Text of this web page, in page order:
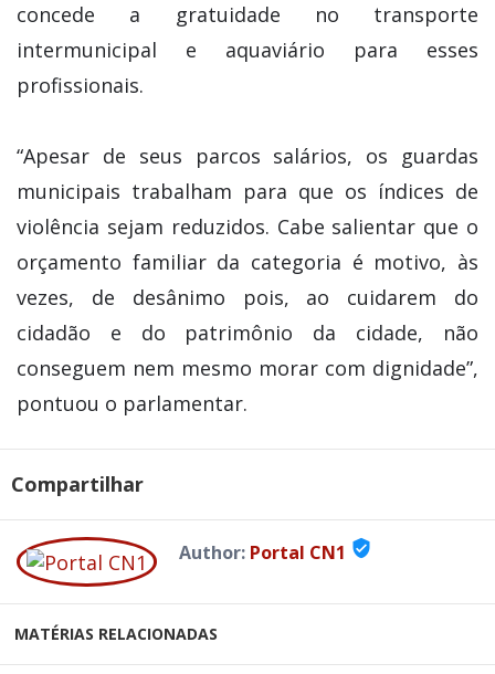
concede a gratuidade no transporte
intermunicipal e aquaviário para esses
profissionais.
“Apesar de seus parcos salários, os guardas
municipais trabalham para que os índices de
violência sejam reduzidos. Cabe salientar que o
orçamento familiar da categoria é motivo, às
vezes, de desânimo pois, ao cuidarem do
cidadão e do patrimônio da cidade, não
conseguem nem mesmo morar com dignidade”,
pontuou o parlamentar.
Compartilhar
Author: Portal CN1 verified_user
MATÉRIAS RELACIONADAS